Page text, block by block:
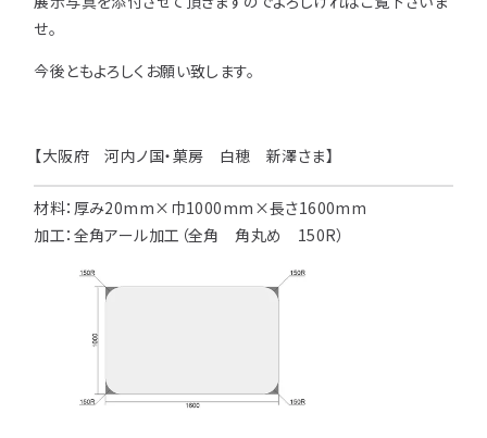
白ポリ
注意事項とよくある質問
テーブル・机
造作材・枠材
新生活 アイディア作品・クラフト
フォトコンテスト その他
せ。
今後ともよろしくお願い致します。
【大阪府 河内ノ国・菓房 白穂 新澤さま】
材料：厚み20mm×巾1000mm ×長さ1600mm
加工：全角アール加工（全角 角丸め 150R）